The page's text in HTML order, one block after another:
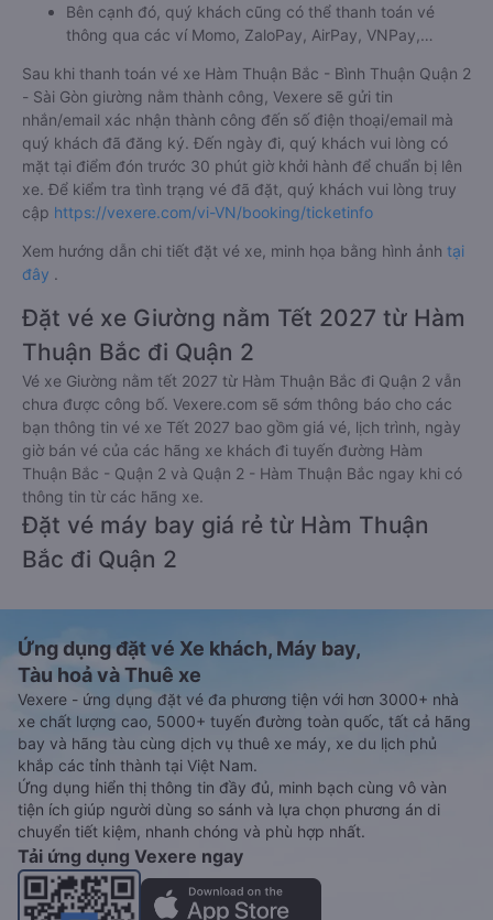
Bên cạnh đó, quý khách cũng có thể thanh toán vé
thông qua các ví Momo, ZaloPay, AirPay, VNPay,…
Sau khi thanh toán vé xe Hàm Thuận Bắc - Bình Thuận Quận 2
- Sài Gòn giường nằm thành công, Vexere sẽ gửi tin
nhắn/email xác nhận thành công đến số điện thoại/email mà
quý khách đã đăng ký. Đến ngày đi, quý khách vui lòng có
mặt tại điểm đón trước 30 phút giờ khởi hành để chuẩn bị lên
xe. Để kiểm tra tình trạng vé đã đặt, quý khách vui lòng truy
cập https://vexere.com/vi-VN/booking/ticketinfo
Xem hướng dẫn chi tiết đặt vé xe, minh họa bằng hình ảnh tại
đây .
Đặt vé xe Giường nằm Tết 2027 từ Hàm
Thuận Bắc đi Quận 2
Vé xe Giường nằm tết 2027 từ Hàm Thuận Bắc đi Quận 2 vẫn
chưa được công bố. Vexere.com sẽ sớm thông báo cho các
bạn thông tin vé xe Tết 2027 bao gồm giá vé, lịch trình, ngày
giờ bán vé của các hãng xe khách đi tuyến đường Hàm
Thuận Bắc - Quận 2 và Quận 2 - Hàm Thuận Bắc ngay khi có
thông tin từ các hãng xe.
Đặt vé máy bay giá rẻ từ Hàm Thuận
Bắc đi Quận 2
Ứng dụng đặt vé Xe khách, Máy bay,
Tàu hoả và Thuê xe
Vexere - ứng dụng đặt vé đa phương tiện với hơn 3000+ nhà
xe chất lượng cao, 5000+ tuyến đường toàn quốc, tất cả hãng
bay và hãng tàu cùng dịch vụ thuê xe máy, xe du lịch phủ
khắp các tỉnh thành tại Việt Nam.
Ứng dụng hiển thị thông tin đầy đủ, minh bạch cùng vô vàn
tiện ích giúp người dùng so sánh và lựa chọn phương án di
chuyển tiết kiệm, nhanh chóng và phù hợp nhất.
Tải ứng dụng Vexere ngay